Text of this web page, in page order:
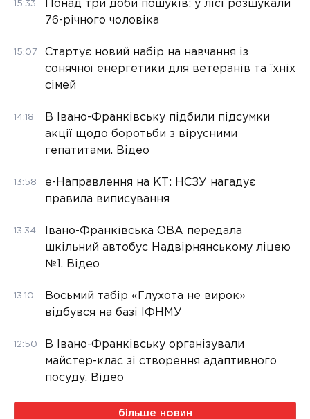
15:33
Понад три доби пошуків: у лісі розшукали
76-річного чоловіка
15:07
Стартує новий набір на навчання із
сонячної енергетики для ветеранів та їхніх
сімей
14:18
В Івано-Франківську підбили підсумки
акції щодо боротьби з вірусними
гепатитами. Відео
13:58
е-Направлення на КТ: НСЗУ нагадує
правила виписування
13:34
Івано-Франківська ОВА передала
шкільний автобус Надвірнянському ліцею
№1. Відео
13:10
Восьмий табір «Глухота не вирок»
відбувся на базі ІФНМУ
12:50
В Івано-Франківську організували
майстер-клас зі створення адаптивного
посуду. Відео
більше новин